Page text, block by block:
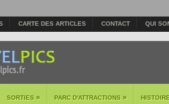
CARTE DES ARTICLES CONTACT QUI
SORTIES » PARC D'ATTRACTIONS »